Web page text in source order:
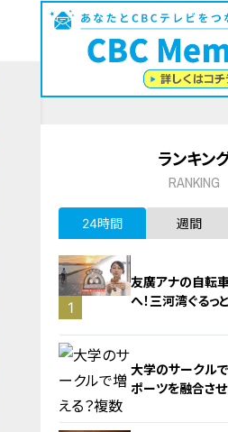
ランキン
RANKING
24時間 週間
1
友廣アナの自転
へ！三河湾ぐる
大学のサークル
ポーツを融合させ